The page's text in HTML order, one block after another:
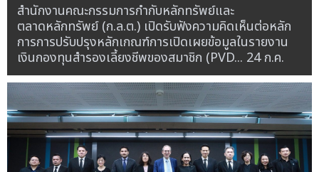
สำนักงานคณะกรรมการกำกับหลักทรัพย์และ
ตลาดหลักทรัพย์ (ก.ล.ต.) เปิดรับฟังความคิดเห็นต่อหลัก
การการปรับปรุงหลักเกณฑ์การเปิดเผยข้อมูลในรายงาน
เงินกองทุนสำรองเลี้ยงชีพของสมาชิก (PVD... 24 ก.ค.